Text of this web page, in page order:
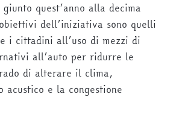
quest’anno alla decima
dell’iniziativa sono quelli
i cittadini all’uso di mezzi di
all’auto per ridurre le
di alterare il clima,
acustico e la congestione